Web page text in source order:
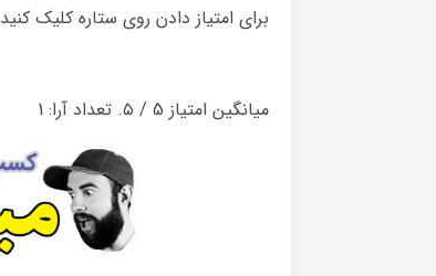
برای امتیاز دادن روی ستاره کلیک کنید
میانگین امتیاز 5/ ۵. تعداد آرا: 1